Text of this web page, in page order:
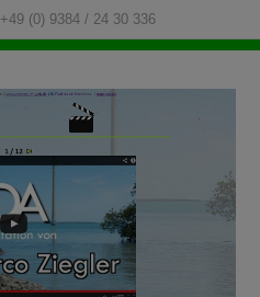
+49 (0) 9384 / 24 30 336